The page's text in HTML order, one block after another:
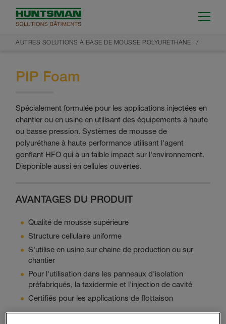
AUTRES SOLUTIONS À BASE DE MOUSSE POLYURÉTHANE
PIP Foam
Spécialement formulée pour les applications injectées en
chantier ou en usine en utilisant des équipements à haute
ou basse pression. Systèmes de mousse de
polyuréthane à haute performance utilisant l'agent
gonflant HFO qui à un faible impact sur l'environnement.
Disponible aussi en cellules ouvertes.
AVANTAGES DU PRODUIT
Qualité de mousse supérieure
Structure cellulaire uniforme
S'utilise en usine sur chaine de production ou sur
chantier
Pour l'utilisation dans les panneaux d'isolation
préfabriqués, la taxidermie et l'injection de cavité
Certifiés pour les applications de flottaison